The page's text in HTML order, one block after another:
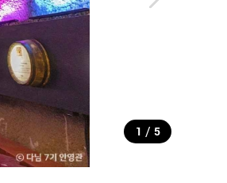
1 / 5